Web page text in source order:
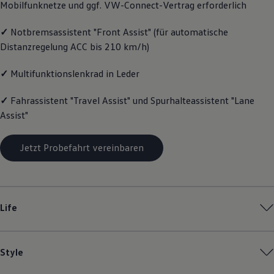
Magazin
Transport
Familie
Pannen- und Unfallhilfe
Mobilfunknetze und ggf. VW-Connect-Vertrag erforderlich
✓ Notbremsassistent "Front Assist" (für automatische
Distanzregelung ACC bis 210 km/h)
✓ Multifunktionslenkrad in Leder
✓ Fahrassistent "Travel Assist" und Spurhalteassistent "Lane
Assist"
Jetzt Probefahrt vereinbaren
Life
Style